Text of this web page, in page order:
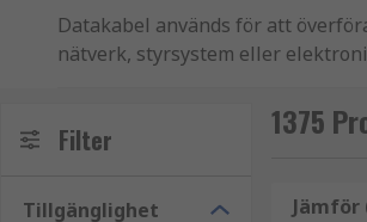
Datakabel används för att
nätverk, styrsystem eller
Våra lösningar är utvecklade
Fördelar med datakablar
Filter
Tillgänglighet
1375
Jämför